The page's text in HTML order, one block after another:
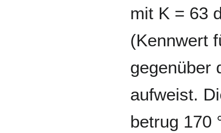
mit K = 63
(Kennwert
gegenüber
aufweist.
betrug 170